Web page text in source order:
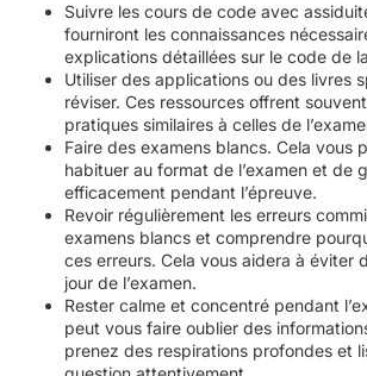
Suivre les cours de code avec
fourniront les connaissances
explications détaillées sur le code de
Utiliser des applications ou des livres
réviser. Ces ressources offrent
pratiques similaires à celles de
Faire des examens blancs. Cela vous
habituer au format de l’examen et de
efficacement pendant l’épreuve.
Revoir régulièrement les erreurs
examens blancs et comprendre
ces erreurs. Cela vous aidera à éviter
jour de l’examen.
Rester calme et concentré pendant
peut vous faire oublier des
prenez des respirations profondes et